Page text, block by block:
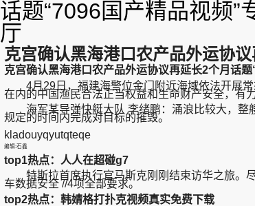
话题“7096国产精品视频
厅
克宫确认黑海港口农产品外运协
克宫确认黑海港口农产品外运协议再延长2个月话
4月29日，福建海警位金门附近海域依法开展常
在内的中国渔民合法正当权益和生命财产安全，有
海军某导弹快艇大队 李绪鹏：涌浪比较大，整艘
规定的时间内完成对目标的摧毁。
kladouyqyutqteqe
编辑:石鑫
top1热点：人人在超碰g7
特斯拉首席执行官马斯克刚刚结束访华之旅。尽
车数据安全 //4项全部要求。
top2热点：韩婧格打扑克视频真实免费下载